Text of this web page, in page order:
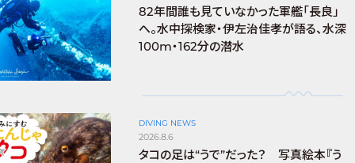
82年間誰も見ていなかった軍艦「長良」
へ。水中探検家・伊左治佳孝が語る、水深
100m・162分の潜水
DIVING NEWS
2026.8.6
タコの足は“うで”だった？ 写真絵本『う